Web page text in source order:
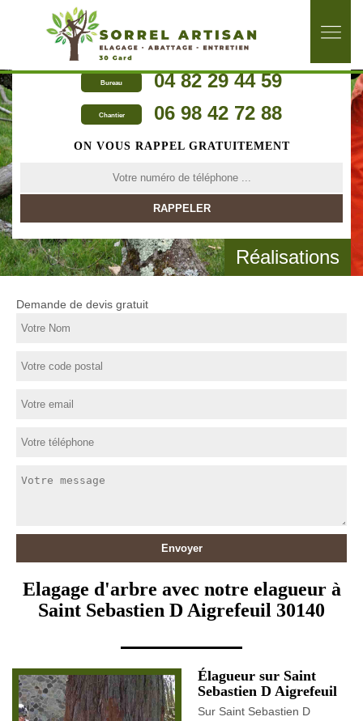
Bureau 04 82 29 44 59
Chantier 06 98 42 72 88
ON VOUS RAPPEL GRATUITEMENT
Réalisations
Demande de devis gratuit
Elagage d'arbre avec notre elagueur à
Saint Sebastien D Aigrefeuil 30140
Élagueur sur Saint
Sebastien D Aigrefeuil
Sur Saint Sebastien D